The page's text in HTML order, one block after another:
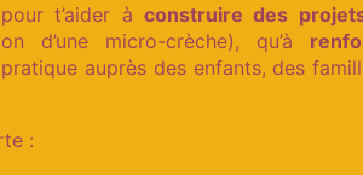
t’aider à construire des
d’une micro-crèche), qu’à
auprès des enfants, des
: